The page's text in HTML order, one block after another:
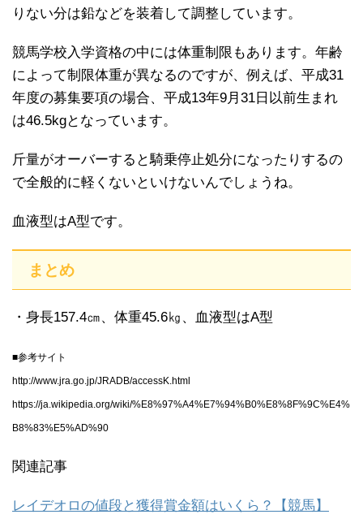
りない分は鉛などを装着して調整しています。
競馬学校入学資格の中には体重制限もあります。年齢
によって制限体重が異なるのですが、例えば、平成31
年度の募集要項の場合、平成13年9月31日以前生まれ
は46.5kgとなっています。
斤量がオーバーすると騎乗停止処分になったりするの
で全般的に軽くないといけないんでしょうね。
血液型はA型です。
まとめ
・身長157.4㎝、体重45.6㎏、血液型はA型
■参考サイト
http://www.jra.go.jp/JRADB/accessK.html
https://ja.wikipedia.org/wiki/%E8%97%A4%E7%94%B0%E8%8F%9C%E4%
B8%83%E5%AD%90
関連記事
レイデオロの値段と獲得賞金額はいくら？【競馬】